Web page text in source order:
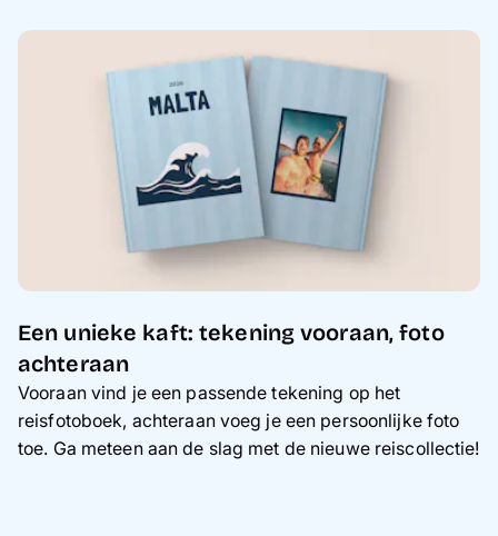
Een unieke kaft: tekening vooraan, foto
achteraan
Vooraan vind je een passende tekening op het
reisfotoboek, achteraan voeg je een persoonlijke foto
toe. Ga meteen aan de slag met de nieuwe reiscollectie!